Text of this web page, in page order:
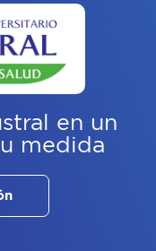
en un
medida